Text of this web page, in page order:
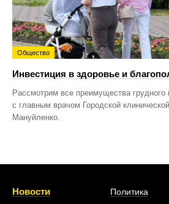
Общество
Инвестиция в здоровье и
Рассмотрим все преимущества грудного
с главным врачом Городской
Мануйленко.
Новости
Политика